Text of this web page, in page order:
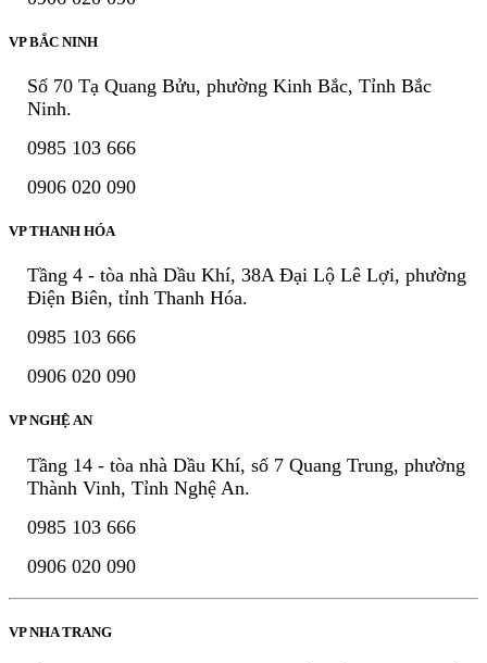
VP BẮC NINH
Số 70 Tạ Quang Bửu, phường Kinh Bắc, Tỉnh Bắc
Ninh.
0985 103 666
0906 020 090
VP THANH HÓA
Tầng 4 - tòa nhà Dầu Khí, 38A Đại Lộ Lê Lợi, phường
Điện Biên, tỉnh Thanh Hóa.
0985 103 666
0906 020 090
VP NGHỆ AN
Tầng 14 - tòa nhà Dầu Khí, số 7 Quang Trung, phường
Thành Vinh, Tỉnh Nghệ An.
0985 103 666
0906 020 090
VP NHA TRANG